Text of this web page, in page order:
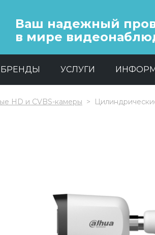
Ваш надежный
в мире
БРЕНДЫ УСЛУГИ
HD и CVBS-камеры